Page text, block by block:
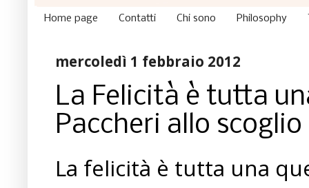
Home page Contatti Chi sono Philosophy
mercoledì 1 febbraio 2012
La Felicità è tutta
Paccheri allo
La felicità è tutta una